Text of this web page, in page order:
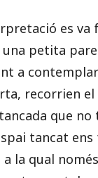
es va
una petita
a
recorrien el
que no
tancat
a la qual